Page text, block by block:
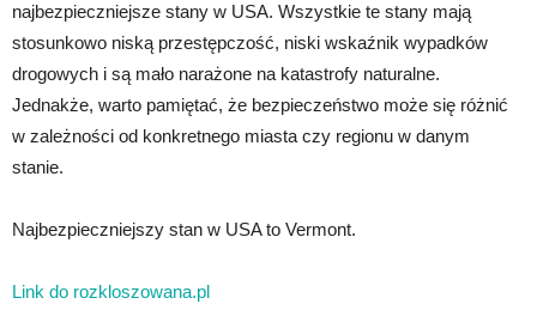
najbezpieczniejsze stany w USA. Wszystkie te stany mają
stosunkowo niską przestępczość, niski wskaźnik wypadków
drogowych i są mało narażone na katastrofy naturalne.
Jednakże, warto pamiętać, że bezpieczeństwo może się różnić
w zależności od konkretnego miasta czy regionu w danym
stanie.
Najbezpieczniejszy stan w USA to Vermont.
Link do rozkloszowana.pl